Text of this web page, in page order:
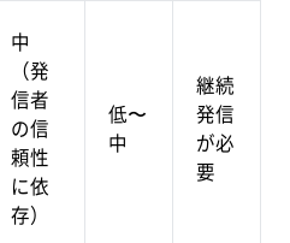
中
（発
信者
の信
頼性
に依
存）
低〜
中
継続
発信
が必
要